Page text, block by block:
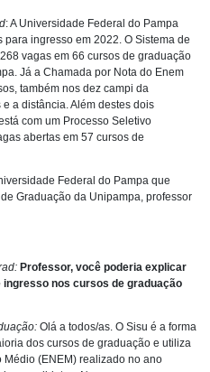
: A Universidade Federal do Pampa
ingresso em 2022. O Sistema de
vagas em 66 cursos de graduação
Já a Chamada por Nota do Enem
também nos dez campi da
a distância. Além destes dois
com um Processo Seletivo
abertas em 57 cursos de
Federal do Pampa que
Graduação da Unipampa, professor
Professor, você poderia explicar
nos cursos de graduação
Olá a todos/as. O Sisu é a forma
dos cursos de graduação e utiliza
(ENEM) realizado no ano